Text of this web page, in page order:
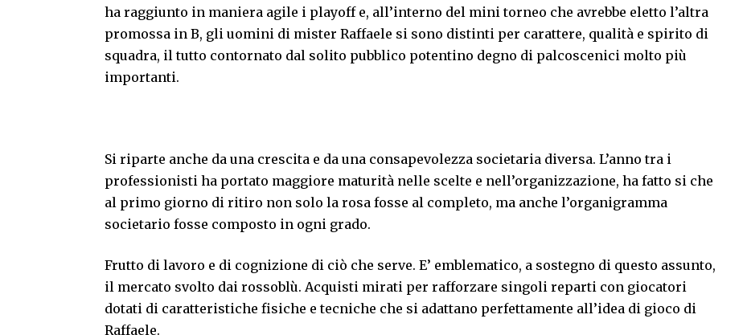
ha raggiunto in maniera agile i playoff e, all’interno del mini torneo che avrebbe eletto l’altra
promossa in B, gli uomini di mister Raffaele si sono distinti per carattere, qualità e spirito di
squadra, il tutto contornato dal solito pubblico potentino degno di palcoscenici molto più
importanti.
Si riparte anche da una crescita e da una consapevolezza societaria diversa. L’anno tra i
professionisti ha portato maggiore maturità nelle scelte e nell’organizzazione, ha fatto si che
al primo giorno di ritiro non solo la rosa fosse al completo, ma anche l’organigramma
societario fosse composto in ogni grado.
Frutto di lavoro e di cognizione di ciò che serve. E’ emblematico, a sostegno di questo assunto,
il mercato svolto dai rossoblù. Acquisti mirati per rafforzare singoli reparti con giocatori
dotati di caratteristiche fisiche e tecniche che si adattano perfettamente all’idea di gioco di
Raffaele.